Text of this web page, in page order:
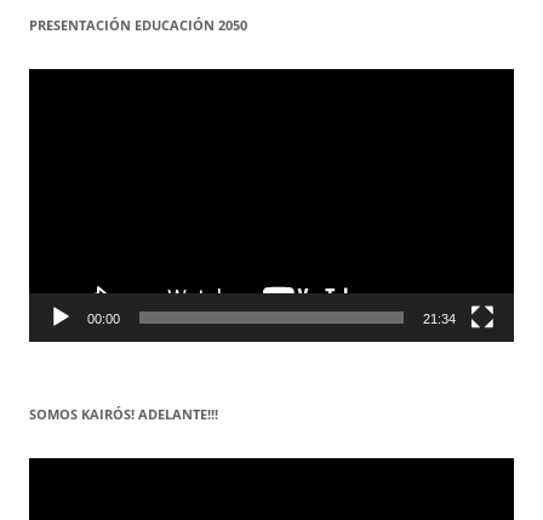
PRESENTACIÓN EDUCACIÓN 2050
Reproductor
00:00 21:34
SOMOS KAIRÓS! ADELANTE!!!
Reproductor